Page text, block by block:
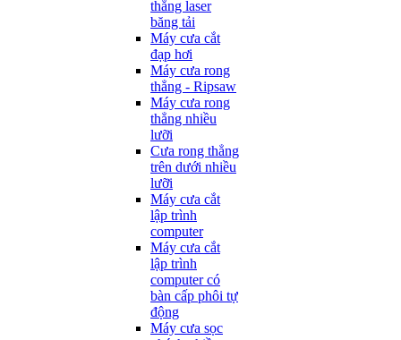
thẳng laser
băng tải
Máy cưa cắt
đạp hơi
Máy cưa rong
thẳng - Ripsaw
Máy cưa rong
thẳng nhiều
lưỡi
Cưa rong thẳng
trên dưới nhiều
lưỡi
Máy cưa cắt
lập trình
computer
Máy cưa cắt
lập trình
computer có
bàn cấp phôi tự
động
Máy cưa sọc